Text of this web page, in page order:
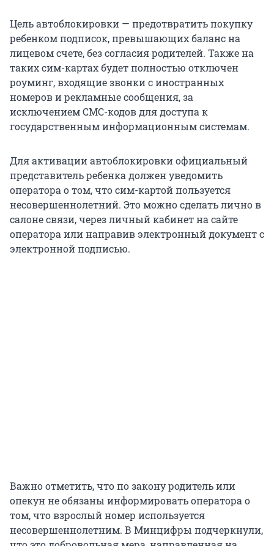
Цель автоблокировки — предотвратить покупку
ребенком подписок, превышающих баланс на
лицевом счете, без согласия родителей. Также на
таких сим-картах будет полностью отключен
роуминг, входящие звонки с иностранных
номеров и рекламные сообщения, за
исключением СМС-кодов для доступа к
государственным информационным системам.
Для активации автоблокировки официальный
представитель ребенка должен уведомить
оператора о том, что сим-картой пользуется
несовершеннолетний. Это можно сделать лично в
салоне связи, через личный кабинет на сайте
оператора или направив электронный документ с
электронной подписью.
Важно отметить, что по закону родитель или
опекун не обязаны информировать оператора о
том, что взрослый номер используется
несовершеннолетним. В Минцифры подчеркнули,